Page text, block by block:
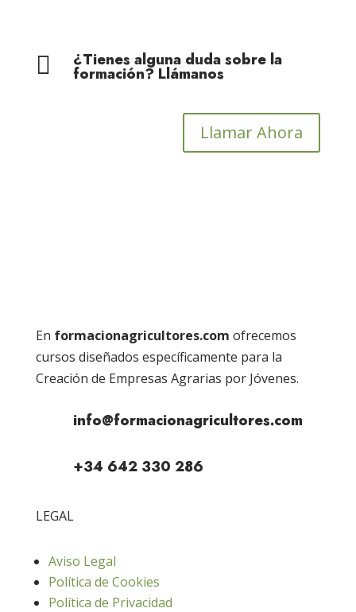
 ¿Tienes alguna duda sobre la
formación? Llámanos
Llamar Ahora
En formacionagricultores.com ofrecemos
cursos diseñados específicamente para la
Creación de Empresas Agrarias por Jóvenes.
info@formacionagricultores.com
+34 642 330 286
LEGAL
Aviso Legal
Política de Cookies
Política de Privacidad